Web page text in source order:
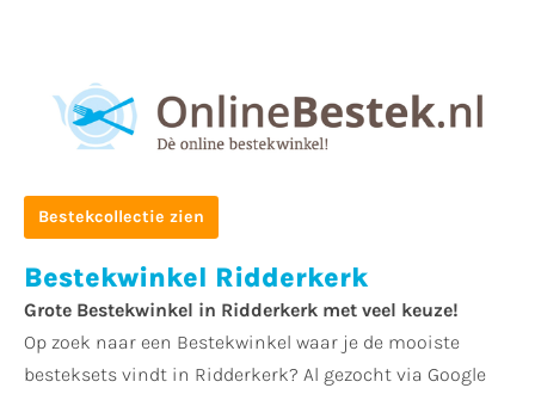
Bestekcollectie zien
Bestekwinkel Ridderkerk
Grote Bestekwinkel in Ridderkerk met veel keuze!
Op zoek naar een Bestekwinkel waar je de mooiste
besteksets vindt in Ridderkerk? Al gezocht via Google